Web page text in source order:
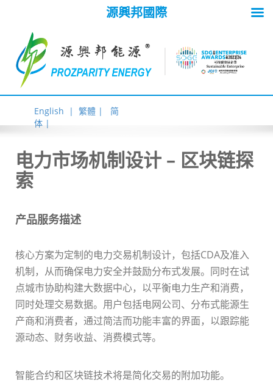
English | 繁體 |
简
体 |
电力市场机制设计 – 区块链探
索
产品服务描述
核心方案为定制的电力交易机制设计，包括CDA及准入
机制，从而确保电力安全并鼓励分布式发展。同时在试
点城市协助构建大数据中心，以平衡电力生产和消费，
同时处理交易数据。用户包括电网公司、分布式能源生
产商和消费者，通过简洁而功能丰富的界面，以跟踪能
源动态、财务收益、消费模式等。
智能合约和区块链技术将是简化交易的附加功能。
源興邦國際